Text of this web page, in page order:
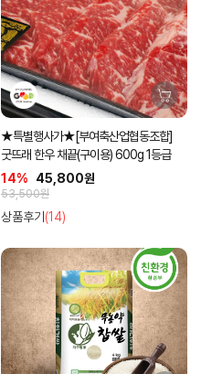
★특별행사가★[부여축산업협동조합]
굿뜨래 한우 채끝(구이용) 600g 1등급
14%
45,800원
53,500원
상품후기 (14)